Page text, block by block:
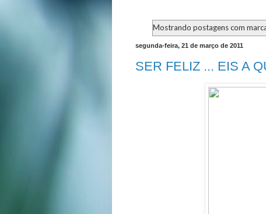
Mostrando postagens com
segunda-feira, 21 de março de 2011
SER FELIZ ... EIS A